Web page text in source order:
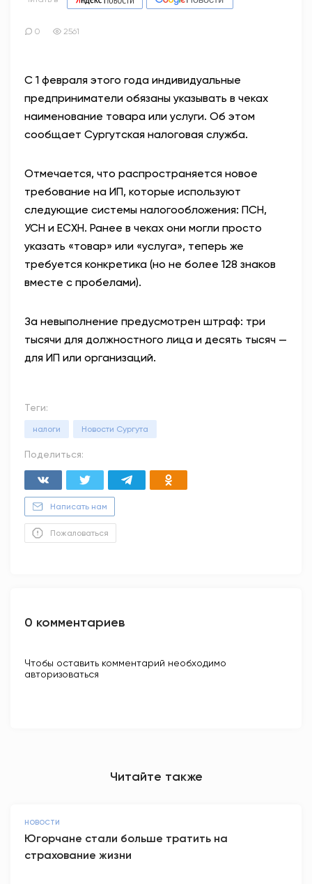
0 2561
С 1 февраля этого года индивидуальные
предприниматели обязаны указывать в чеках
наименование товара или услуги. Об этом
сообщает Сургутская налоговая служба.
Отмечается, что распространяется новое
требование на ИП, которые используют
следующие системы налогообложения: ПСН,
УСН и ЕСХН. Ранее в чеках они могли просто
указать «товар» или «услуга», теперь же
требуется конкретика (но не более 128 знаков
вместе с пробелами).
За невыполнение предусмотрен штраф: три
тысячи для должностного лица и десять тысяч —
для ИП или организаций.
Теги:
налоги Новости Сургута
Поделиться:
Написать нам
Пожаловаться
0 комментариев
Чтобы оставить комментарий необходимо
авторизоваться
Читайте также
НОВОСТИ
Югорчане стали больше тратить на
страхование жизни